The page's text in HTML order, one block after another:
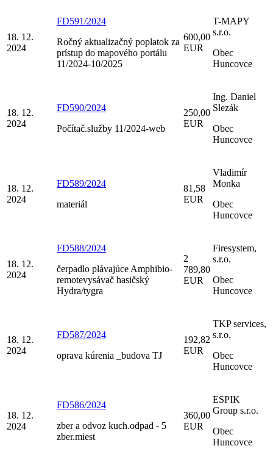
18. 12.
2024
FD591/2024
Ročný aktualizačný poplatok za
prístup do mapového portálu
11/2024-10/2025
600,00
EUR
T-MAPY
s.r.o.
Obec
Huncovce
18. 12.
2024
FD590/2024
Počítač.služby 11/2024-web
250,00
EUR
Ing. Daniel
Slezák
Obec
Huncovce
18. 12.
2024
FD589/2024
materiál
81,58
EUR
Vladimír
Monka
Obec
Huncovce
18. 12.
2024
FD588/2024
čerpadlo plávajúce Amphibio-
remotevysávač hasičský
Hydra/tygra
2
789,80
EUR
Firesystem,
s.r.o.
Obec
Huncovce
18. 12.
2024
FD587/2024
oprava kúrenia _budova TJ
192,82
EUR
TKP services,
s.r.o.
Obec
Huncovce
18. 12.
2024
FD586/2024
zber a odvoz kuch.odpad - 5
zber.miest
360,00
EUR
ESPIK
Group s.r.o.
Obec
Huncovce